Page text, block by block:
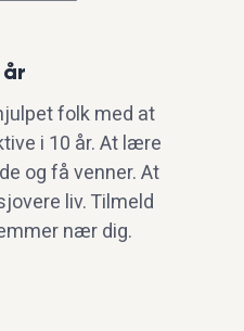
år
folk med at
i 10 år. At lære
og få venner. At
liv. Tilmeld
nær dig.